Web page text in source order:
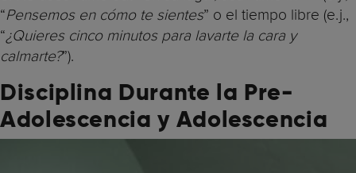
“Pensemos en cómo te sientes” o el tiempo libre (e.j.,
“¿Quieres cinco minutos para lavarte la cara y
calmarte?”).
Disciplina Durante la Pre-
Adolescencia y Adolescencia